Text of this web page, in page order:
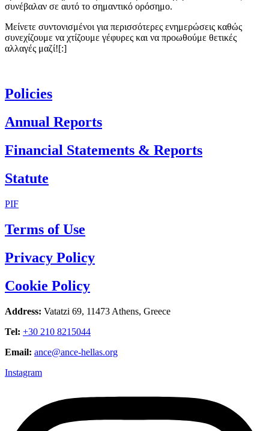
συνέβαλαν σε αυτό το σημαντικό ορόσημο.
Μείνετε συντονισμένοι για περισσότερες ενημερώσεις καθώς
συνεχίζουμε να χτίζουμε γέφυρες και να προωθούμε θετικές
αλλαγές μαζί![:]
Policies
Annual Reports
Financial Statements & Reports
Statute
PIF
Terms of Use
Privacy Policy
Cookie Policy
Address: Vatatzi 69, 11473 Athens, Greece
Tel: +30 210 8215044
Email: ance@ance-hellas.org
Instagram